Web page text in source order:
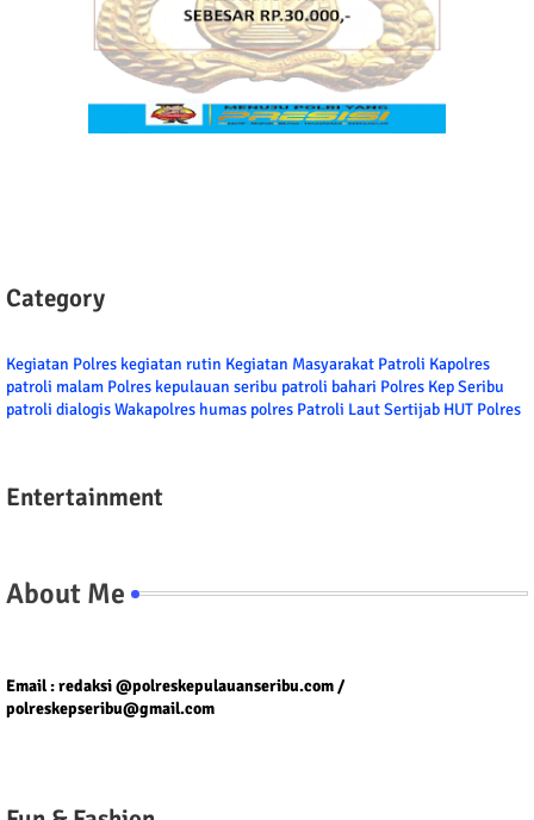
Category
Kegiatan Polres kegiatan rutin Kegiatan Masyarakat Patroli Kapolres
patroli malam Polres kepulauan seribu patroli bahari Polres Kep Seribu
patroli dialogisWakapolres humas polres Patroli LautSertijab HUT Polres
Entertainment
About Me
Email : redaksi @polreskepulauanseribu.com /
polreskepseribu@gmail.com